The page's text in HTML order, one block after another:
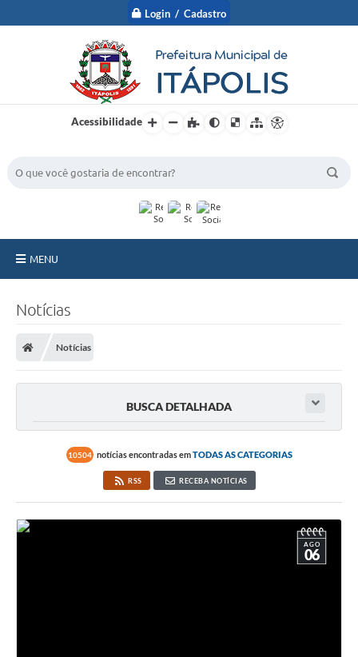
Login / Cadastro
Acessibilidade
MENU
Notícias
Notícias
BUSCA DETALHADA
10504 notícias encontradas emTODAS AS CATEGORIAS
RSS RECEBA NOTÍCIAS
AGO
06